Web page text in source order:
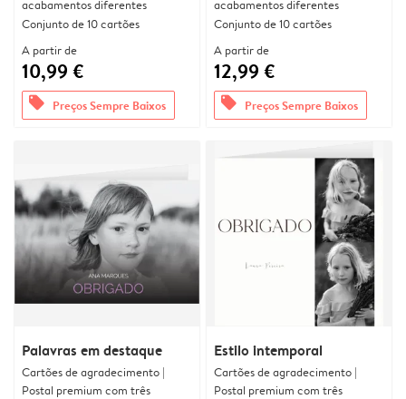
acabamentos diferentes
Conjunto de 10 cartões
A partir de
10,99 €
offers Preços Sempre Baixos
acabamentos diferentes
Conjunto de 10 cartões
A partir de
12,99 €
offers Preços Sempre Baixos
Palavras em destaque
Cartões de agradecimento |
Postal premium com três
Estilo intemporal
Cartões de agradecimento |
Postal premium com três